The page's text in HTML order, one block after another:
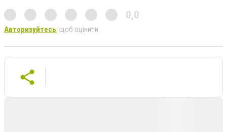
0,0
Авторизуйтесь, щоб оцінити